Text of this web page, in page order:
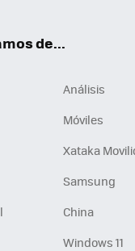
de...
Análisis
Móviles
Xataka
Samsung
China
Windows 11